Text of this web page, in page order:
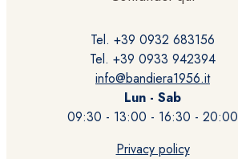
Tel. +39 0932 683156
Tel. +39 0933 942394
info@bandiera1956.it
Lun - Sab
09:30 - 13:00 - 16:30 - 20:00
Privacy policy